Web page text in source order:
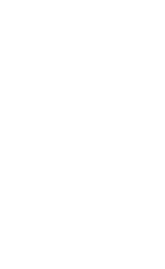
Twitter)
email